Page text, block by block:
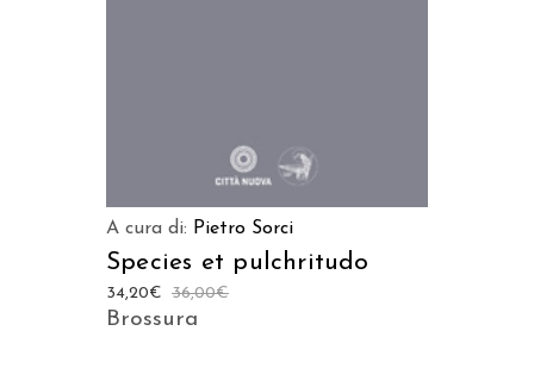
A cura di: Pietro Sorci
Species et pulchritudo
36,00€
34,20€
Brossura